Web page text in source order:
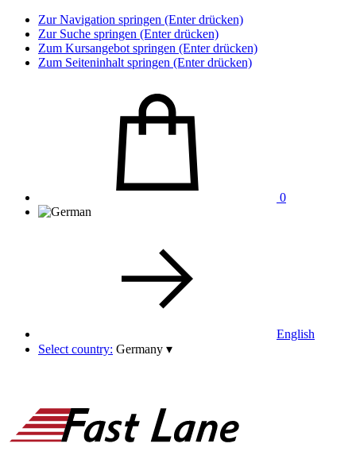
Zur Navigation springen (Enter drücken)
Zur Suche springen (Enter drücken)
Zum Kursangebot springen (Enter drücken)
Zum Seiteninhalt springen (Enter drücken)
0
English
Select country: Germany ▾